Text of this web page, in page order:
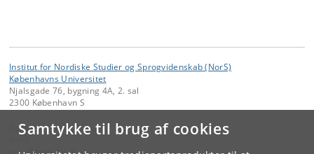
Samtykke til brug af cookies
Institut for Nordiske Studier og Sprogvidenskab (NorS)
Københavns Universitet
Njalsgade 76, bygning 4A, 2. sal
2300 København S
Kontakt:
nors@hum.ku.dk